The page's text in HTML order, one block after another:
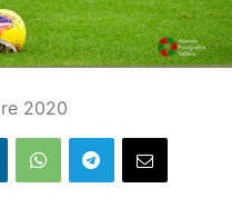
2020